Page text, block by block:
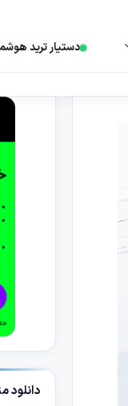
دستیار ترید
دانلود